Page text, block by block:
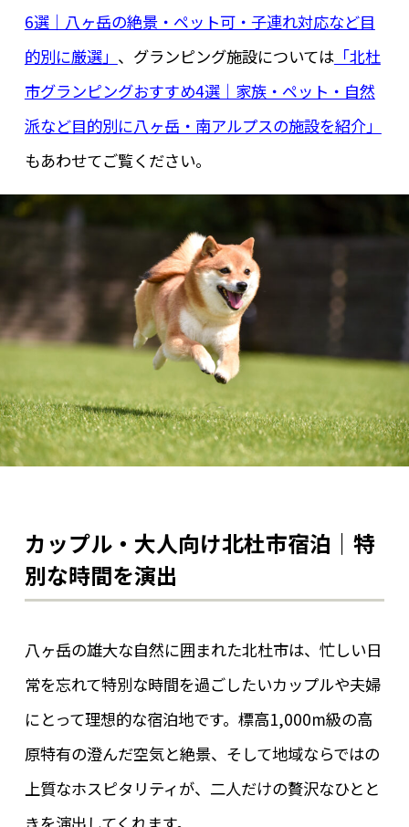
6選｜八ヶ岳の絶景・ペット可・子連れ対応など目
的別に厳選」 、グランピング施設については「北杜
市グランピングおすすめ4選｜家族・ペット・自然
派など目的別に八ヶ岳・南アルプスの施設を紹介」
もあわせてご覧ください。
カップル・大人向け北杜市宿泊｜特
別な時間を演出
八ヶ岳の雄大な自然に囲まれた北杜市は、忙しい日
常を忘れて特別な時間を過ごしたいカップルや夫婦
にとって理想的な宿泊地です。標高1,000m級の高
原特有の澄んだ空気と絶景、そして地域ならではの
上質なホスピタリティが、二人だけの贅沢なひとと